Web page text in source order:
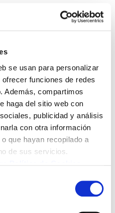
se usan para personalizar
funciones de redes
Además, compartimos
haga del sitio web con
publicidad y análisis
con otra información
que hayan recopilado a
de sus servicios.
se concentra en California,
en climas cálidos y
En Aragón, de donde
Pirineo, se destaca los
Pirineo, donde las nueces
del pirineo para regarse, lo
frutos con un sabor y una